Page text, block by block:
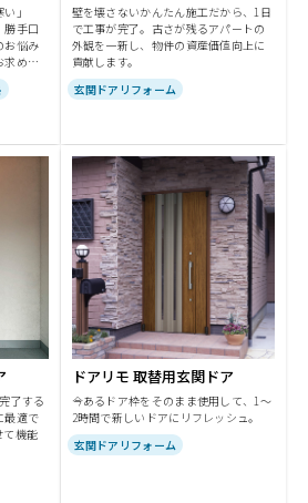
」
勝手口
お悩み
求めや
壁を壊さないかんたん施工だから、1日
で工事が完了。古さが残るアパートの
外観を一新し、物件の資産価値向上に
貢献します。
玄関ドアリフォーム
了する
最適で
て機能
ドアリモ 取替用玄関ドア
今あるドア枠をそのまま使用して、1～
2時間で新しいドアにリフレッシュ。
玄関ドアリフォーム